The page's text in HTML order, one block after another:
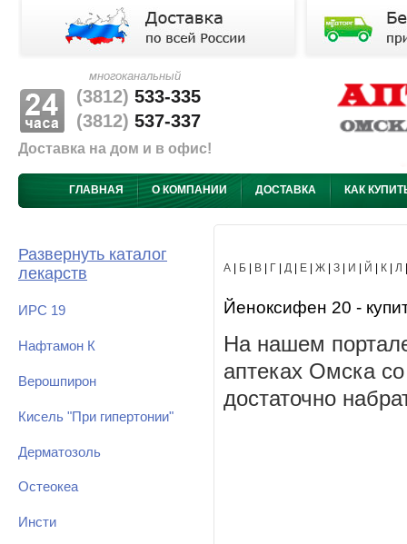
многоканальный
(3812) 533-335
(3812) 537-337
Доставка на дом и в офис!
ГЛАВНАЯ О КОМПАНИИ ДОСТАВКА КАК
Развернуть каталог
лекарств
ИРС 19
Нафтамон К
Верошпирон
Кисель "При гипертонии"
Дерматозоль
Остеокеа
Инсти
А Б В Г Д Е Ж З И Й К Л
Йеноксифен 20 -
На нашем
аптеках Омска
достаточно